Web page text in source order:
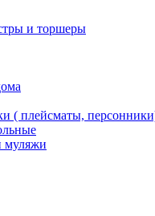
и торшеры
( плейсматы,
муляжи